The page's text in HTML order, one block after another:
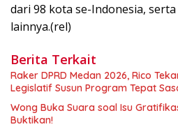
dari 98 kota se-Indonesia,
lainnya.(rel)
Berita Terkait
Raker DPRD Medan 2026, Rico
Legislatif Susun Program Tepat
Wong Buka Suara soal Isu
Buktikan!